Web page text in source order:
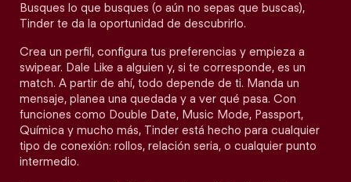
Busques lo que busques (o aún no sepas que buscas),
Tinder te da la oportunidad de descubrirlo.
Crea un perfil, configura tus preferencias y empieza a
swipear. Dale Like a alguien y, si te corresponde, es un
match. A partir de ahí, todo depende de ti. Manda un
mensaje, planea una quedada y a ver qué pasa. Con
funciones como Double Date, Music Mode, Passport,
Química y mucho más, Tinder está hecho para cualquier
tipo de conexión: rollos, relación seria, o cualquier punto
intermedio.